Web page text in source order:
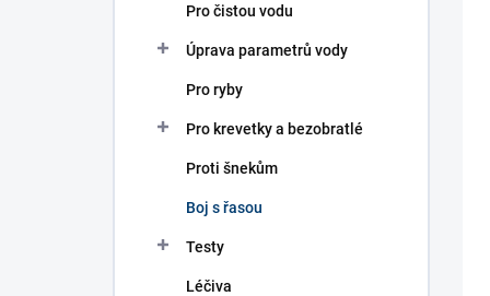
Pro čistou vodu
Úprava parametrů vody
Pro ryby
Pro krevetky a bezobratlé
Proti šnekům
Boj s řasou
Testy
Léčiva